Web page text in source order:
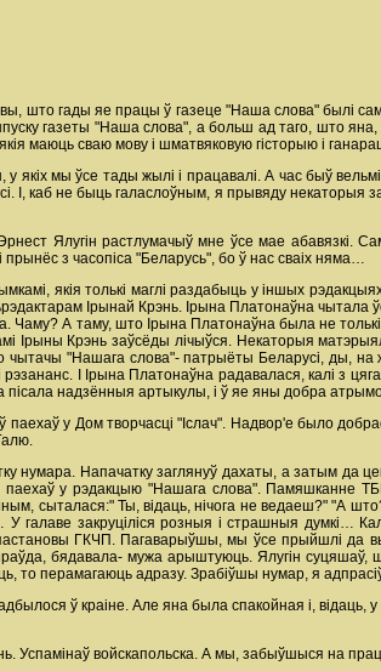
гады яе працы ў газеце "Наша слова" былі
газеты "Наша слова", а больш ад таго, што
маюць сваю мову і шматвяковую гісторыю і
мы ўсе тады жылі і працавалі. А час быў
І, каб не быць галаслоўным, я прывяду некаторыя
Ялугін растлумачыў мне ўсе мае абавязкі.
з часопіса "Беларусь", бо ў нас сваіх няма…
якія толькі маглі раздабыць у іншых
Ірынай Крэнь. Ірына Платонаўна чытала
А таму, што Ірына Платонаўна была не
Ірыны Крэнь заўсёды лічыўся. Некаторыя
"Нашага слова"- патрыёты Беларусі, ды, на
І Ірына Платонаўна радавалася, калі з
пісала надзённыя артыкулы, і ў яе яны добра
паехаў у Дом творчасці "Іслач". Надвор'е было
нумара. Напачатку заглянуў дахаты, а затым да
у рэдакцыю "Нашага слова". Памяшканне
сыталася:" Ты, відаць, нічога не ведаеш?" "А
закруціліся розныя і страшныя думкі…
ГКЧП. Пагаварыўшы, мы ўсе прыйшлі да
бядавала- мужа арыштуюць. Ялугін
то перамагаюць адразу. Зрабіўшы нумар, я
ў краіне. Але яна была спакойная і, відаць, у
Успамінаў войскапольска. А мы, забыўшыся на